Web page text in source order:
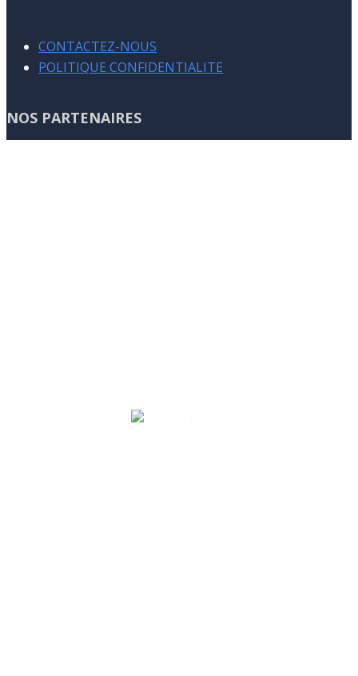
CONTACTEZ-NOUS
POLITIQUE CONFIDENTIALITE
NOS PARTENAIRES